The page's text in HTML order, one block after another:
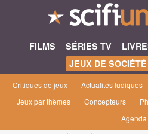
FILMS SÉRIES TV
JEUX DE SOCIÉTÉ
Critiques de jeux Actualités ludiques
Jeux par thèmes
Concepteurs
Agenda